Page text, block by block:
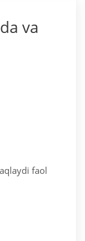
va
faol